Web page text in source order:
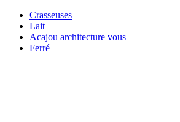
Crasseuses
Lait
Acajou architecture vous
Ferré